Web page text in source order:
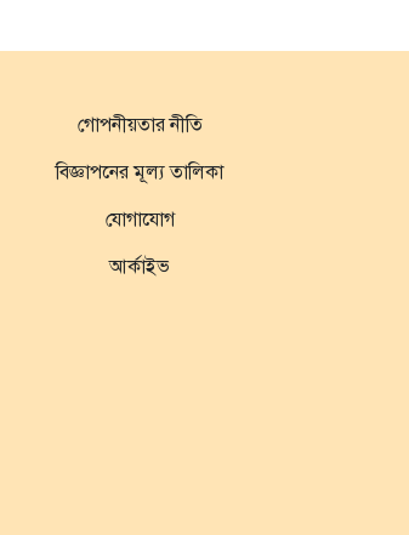
গোপনীয়তার নীতি
বিজ্ঞাপনের মূল্য তালিকা
যোগাযোগ
আর্কাইভ